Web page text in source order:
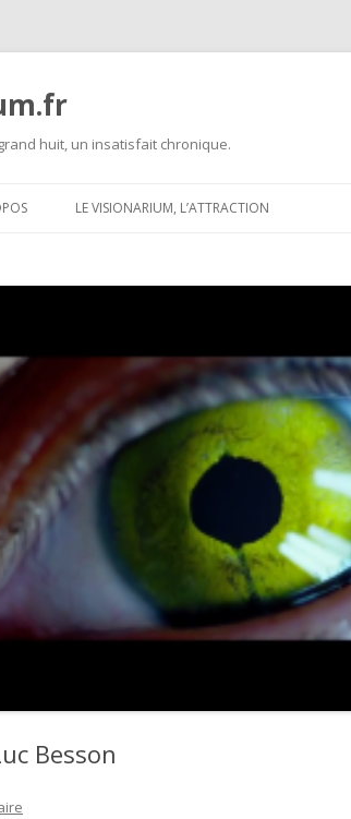
huit, un insatisfait chronique.
LE VISIONARIUM, L’ATTRACTION
Besson